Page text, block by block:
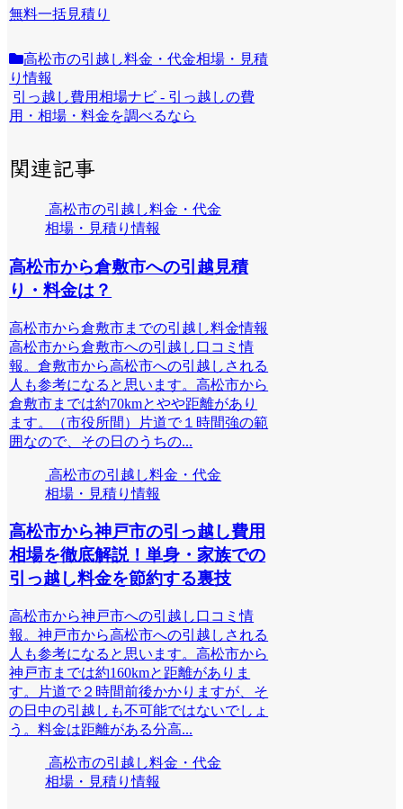
無料一括見積り
高松市の引越し料金・代金相場・見積
り情報
引っ越し費用相場ナビ - 引っ越しの費
用・相場・料金を調べるなら
関連記事
高松市の引越し料金・代金
相場・見積り情報
高松市から倉敷市への引越見積
り・料金は？
高松市から倉敷市までの引越し料金情報
高松市から倉敷市への引越し口コミ情
報。倉敷市から高松市への引越しされる
人も参考になると思います。高松市から
倉敷市までは約70kmとやや距離があり
ます。（市役所間）片道で１時間強の範
囲なので、その日のうちの...
高松市の引越し料金・代金
相場・見積り情報
高松市から神戸市の引っ越し費用
相場を徹底解説！単身・家族での
引っ越し料金を節約する裏技
高松市から神戸市への引越し口コミ情
報。神戸市から高松市への引越しされる
人も参考になると思います。高松市から
神戸市までは約160kmと距離がありま
す。片道で２時間前後かかりますが、そ
の日中の引越しも不可能ではないでしょ
う。料金は距離がある分高...
高松市の引越し料金・代金
相場・見積り情報